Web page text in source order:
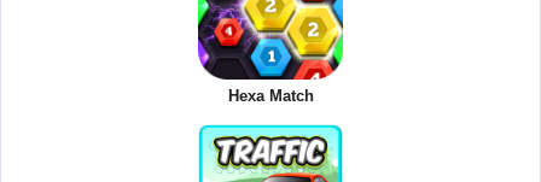
Hexa Match